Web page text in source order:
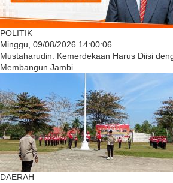
POLITIK
Minggu, 09/08/2026 14:00:06
Mustaharudin: Kemerdekaan Harus Diisi
Membangun Jambi
DAERAH